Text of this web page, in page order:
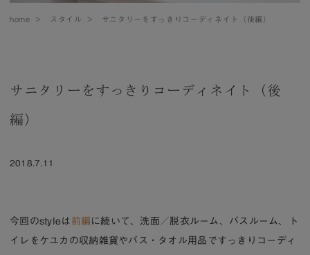
home > スタイル > サニタリーをすっきりコーディネイト（後編）
サニタリーをすっきりコーディネイト（後
編）
2018.7.11
今回のstyleは 前編 に続いて、洗面／脱衣ルーム、バスルーム、ト
イレをケユカの収納雑貨やバス・タオル用品ですっきりコーディ